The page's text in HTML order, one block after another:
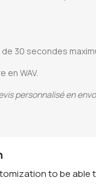
30 secondes
en WAV.
personnalisé en
to be able